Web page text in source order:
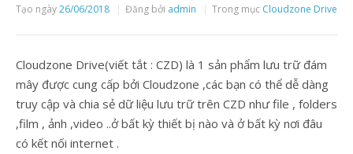
Tạo ngày26/06/2018 Đăng bởi admin Trong mục Cloudzone Drive
Cloudzone Drive(viết tắt : CZD) là 1 sản phẩm lưu trữ đám
mây được cung cấp bởi Cloudzone ,các bạn có thể dễ dàng
truy cập và chia sẻ dữ liệu lưu trữ trên CZD như file , folders
,film , ảnh ,video ..ở bất kỳ thiết bị nào và ở bất kỳ nơi đâu
có kết nối internet .